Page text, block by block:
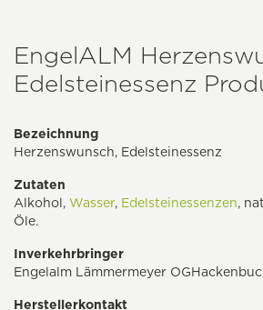
EngelALM
Edelsteinessenz
Bezeichnung
Herzenswunsch, Edelsteinessenz
Zutaten
Alkohol, Wasser, Edelsteinessenzen,
Öle.
Inverkehrbringer
Engelalm Lämmermeyer
Herstellerkontakt